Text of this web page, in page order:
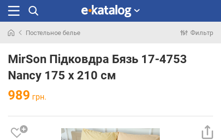
раньше
Постельное белье Фильтр
MirSon Підковдра Бязь 17-4753
Nancy 175 x 210 см
989 грн.